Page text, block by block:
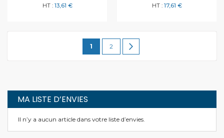
13,61 € 17,61 €
Page
Vous
la
1 Page
2
MA LISTE D’ENVIES
Il n’y a aucun article dans votre liste d’envies.